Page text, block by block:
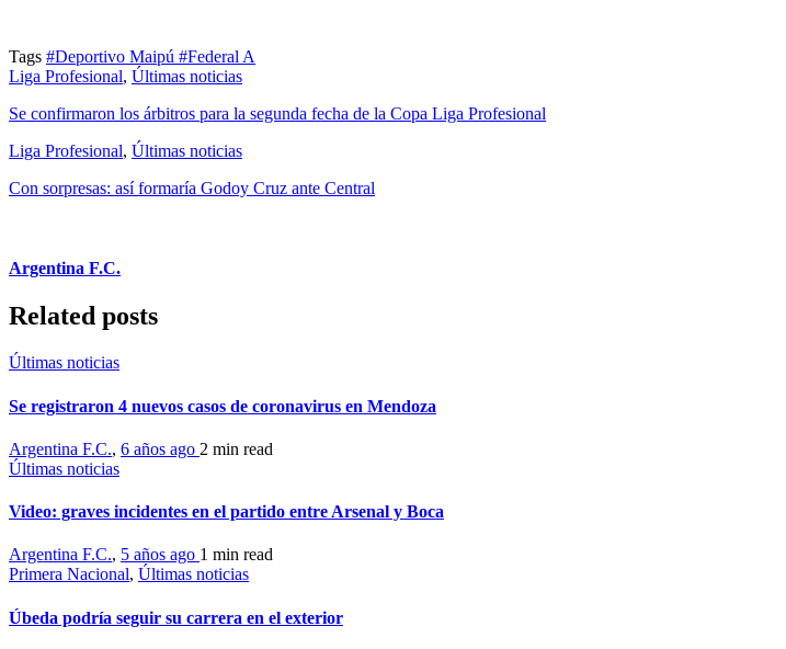
Tags #Deportivo Maipú #Federal A
Liga Profesional, Últimas noticias
Se confirmaron los árbitros para la segunda fecha de la Copa Liga Profesional
Liga Profesional, Últimas noticias
Con sorpresas: así formaría Godoy Cruz ante Central
Argentina F.C.
Related posts
Últimas noticias
Se registraron 4 nuevos casos de coronavirus en Mendoza
Argentina F.C., 6 años ago 2 min read
Últimas noticias
Video: graves incidentes en el partido entre Arsenal y Boca
Argentina F.C., 5 años ago 1 min read
Primera Nacional, Últimas noticias
Úbeda podría seguir su carrera en el exterior